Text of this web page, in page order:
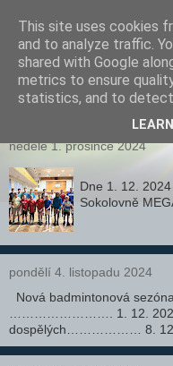
neděle 1. prosince 2024
Mega
Dne 1. 12.
Sokolovně
pondělí 4. listopadu 2024
Nová badmintonová
……………………. 1. 12. 2024
dospělých……………… 8. 12.
This site uses cookies
and to analyze traffic.
shared with Google
metrics to ensure
statistics, and to detect